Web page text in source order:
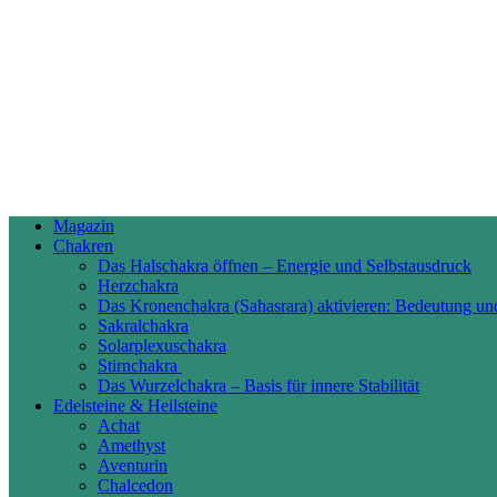
Magazin
Chakren
Das Halschakra öffnen – Energie und Selbstausdruck
Herzchakra
Das Kronenchakra (Sahasrara) aktivieren: Bedeutung
Sakralchakra
Solarplexuschakra
Stirnchakra
Das Wurzelchakra – Basis für innere Stabilität
Edelsteine & Heilsteine
Achat
Amethyst
Aventurin
Chalcedon